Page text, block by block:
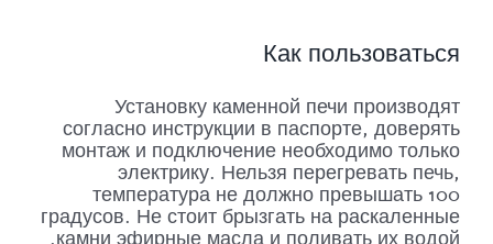
Как пользоваться
Установку каменной печи производят
согласно инструкции в паспорте, доверять
монтаж и подключение необходимо только
электрику. Нельзя перегревать печь,
температура не должно превышать 100
градусов. Не стоит брызгать на раскаленные
камни эфирные масла и поливать их водой.